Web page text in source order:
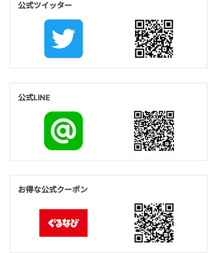
公式ツイッター
公式LINE
お得な公式クーポン